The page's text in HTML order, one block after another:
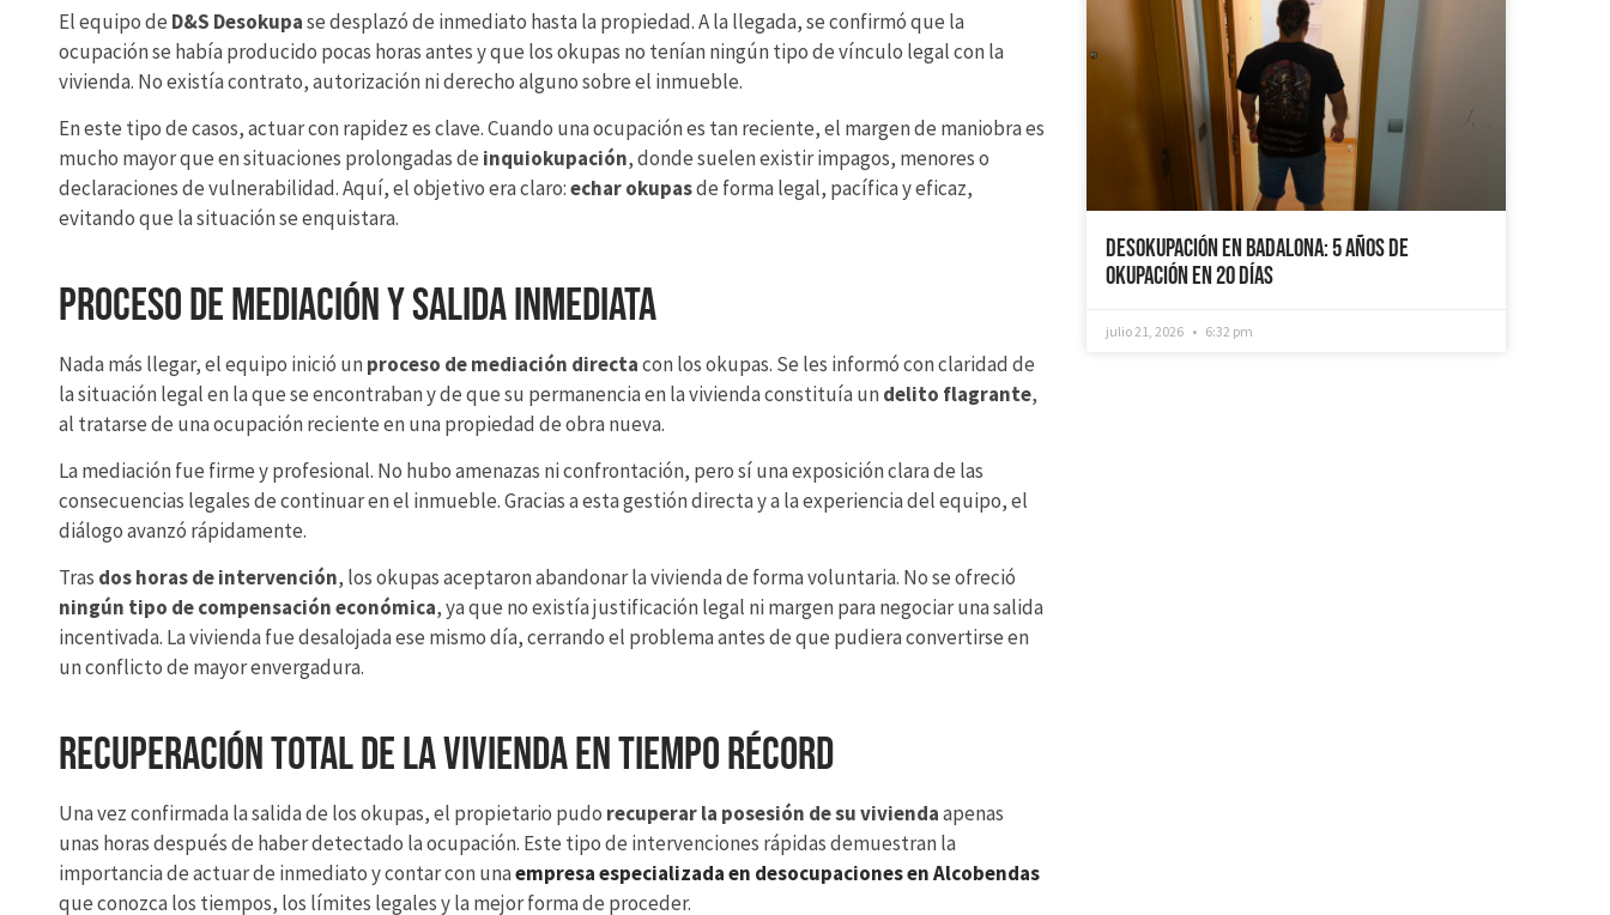
El equipo de D&S Desokupase desplazó de inmediato hasta la propiedad. A la llegada, se confirmó que la
ocupación se había producido pocas horas antes y que los okupas no tenían ningún tipo de vínculo legal con la
vivienda. No existía contrato, autorización ni derecho alguno sobre el inmueble.
En este tipo de casos, actuar con rapidez es clave. Cuando una ocupación es tan reciente, el margen de maniobra es
mucho mayor que en situaciones prolongadas de inquiokupación, donde suelen existir impagos, menores o
declaraciones de vulnerabilidad. Aquí, el objetivo era claro:echar okupasde forma legal, pacífica y eficaz,
evitando que la situación se enquistara.
Proceso de mediación y salida inmediata
Nada más llegar, el equipo inició un proceso de mediación directacon los okupas. Se les informó con claridad de
la situación legal en la que se encontraban y de que su permanencia en la vivienda constituía un delito flagrante,
al tratarse de una ocupación reciente en una propiedad de obra nueva.
La mediación fue firme y profesional. No hubo amenazas ni confrontación, pero sí una exposición clara de las
consecuencias legales de continuar en el inmueble. Gracias a esta gestión directa y a la experiencia del equipo, el
diálogo avanzó rápidamente.
Tras dos horas de intervención, los okupas aceptaron abandonar la vivienda de forma voluntaria. No se ofreció
ningún tipo de compensación económica, ya que no existía justificación legal ni margen para negociar una salida
incentivada. La vivienda fue desalojada ese mismo día, cerrando el problema antes de que pudiera convertirse en
un conflicto de mayor envergadura.
Recuperación total de la vivienda en tiempo récord
Una vez confirmada la salida de los okupas, el propietario pudo recuperar la posesión de su viviendaapenas
unas horas después de haber detectado la ocupación. Este tipo de intervenciones rápidas demuestran la
importancia de actuar de inmediato y contar con unaempresa especializada en desocupaciones en Alcobendas
que conozca los tiempos, los límites legales y la mejor forma de proceder.
Desokupación en Badalona: 5 años de
Okupación en 20 días
julio 21, 2026 6:32 pm